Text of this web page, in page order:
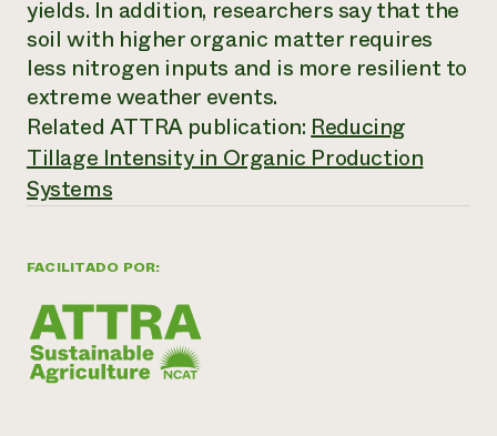
FACILITADO POR:
yields. In addition, researchers say that the
soil with higher organic matter requires
less nitrogen inputs and is more resilient to
extreme weather events.
Related ATTRA publication:Reducing
Tillage Intensity in Organic Production
Systems